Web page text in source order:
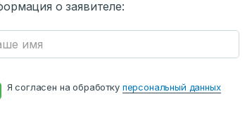
о заявителе:
Я согласен на обработку персональный данных